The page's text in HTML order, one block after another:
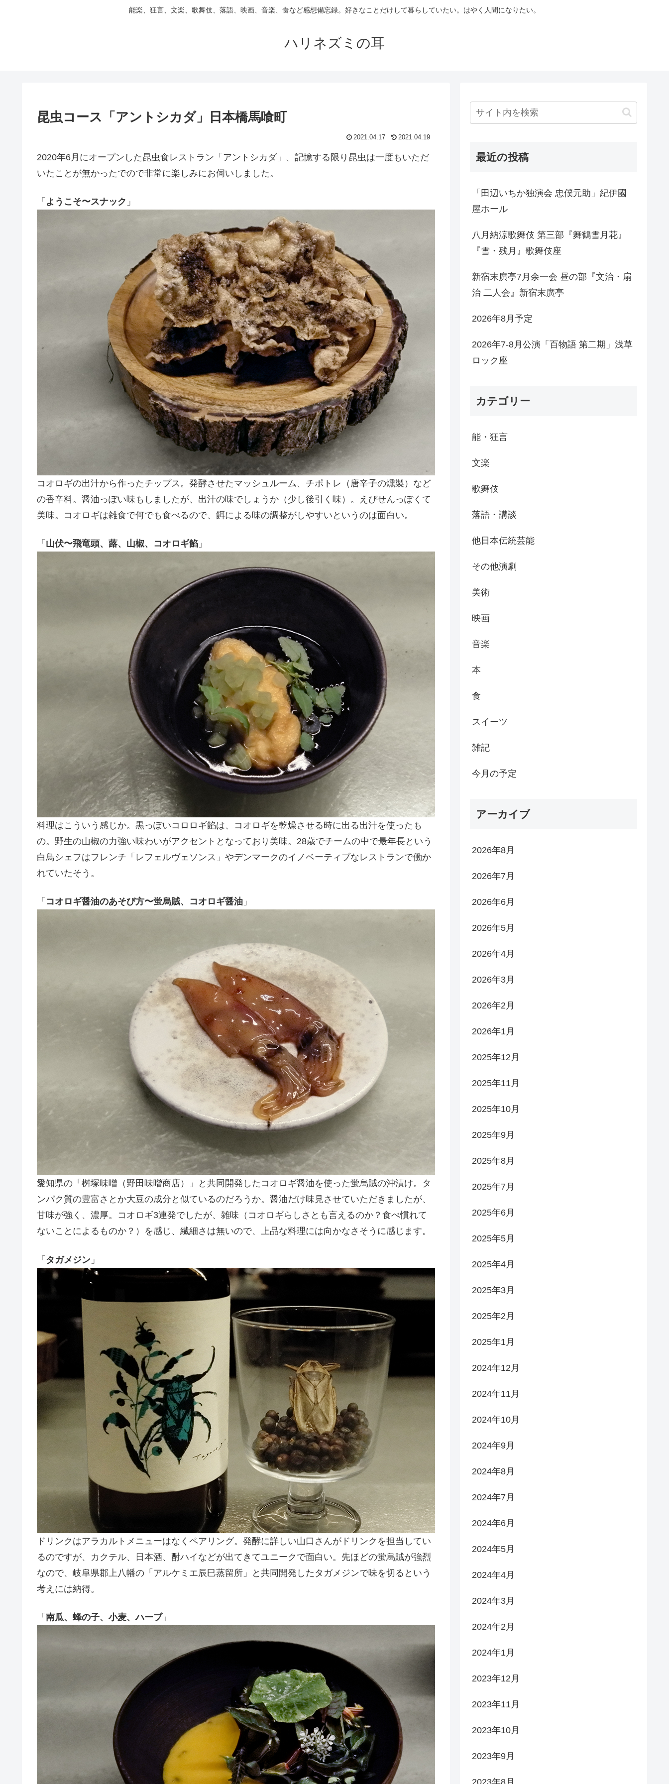
能楽、狂言、文楽、歌舞伎、落語、映画、音楽、食など感想備忘録。好きなことだけして暮らしていたい。はやく人間になりたい。
ハリネズミの耳
昆虫コース「アントシカダ」日本橋馬喰町
2021.04.17 2021.04.19
2020年6月にオープンした昆虫食レストラン「アントシカダ」、記憶する限り昆虫は一度もいただ
いたことが無かったでので非常に楽しみにお伺いしました。
「 ようこそ〜スナック 」
コオロギの出汁から作ったチップス。発酵させたマッシュルーム、チポトレ（唐辛子の燻製）など
の香辛料。醤油っぽい味もしましたが、出汁の味でしょうか（少し後引く味）。えびせんっぽくて
美味。コオロギは雑食で何でも食べるので、餌による味の調整がしやすいというのは面白い。
「 山伏〜飛竜頭、蕗、山椒、コオロギ餡 」
料理はこういう感じか。黒っぽいコロロギ餡は、コオロギを乾燥させる時に出る出汁を使ったも
の。野生の山椒の力強い味わいがアクセントとなっており美味。28歳でチームの中で最年長という
白鳥シェフはフレンチ「レフェルヴェソンス」やデンマークのイノベーティブなレストランで働か
れていたそう。
「 コオロギ醤油のあそび方〜蛍烏賊、コオロギ醤油 」
愛知県の「桝塚味噌（野田味噌商店）」と共同開発したコオロギ醤油を使った蛍烏賊の沖漬け。タ
ンパク質の豊富さとか大豆の成分と似ているのだろうか。醤油だけ味見させていただきましたが、
甘味が強く、濃厚。コオロギ3連発でしたが、雑味（コオロギらしさとも言えるのか？食べ慣れて
ないことによるものか？）を感じ、繊細さは無いので、上品な料理には向かなさそうに感じます。
「 タガメジン 」
ドリンクはアラカルトメニューはなくペアリング。発酵に詳しい山口さんがドリンクを担当してい
るのですが、カクテル、日本酒、酎ハイなどが出てきてユニークで面白い。先ほどの蛍烏賊が強烈
なので、岐阜県郡上八幡の「アルケミエ辰巳蒸留所」と共同開発したタガメジンで味を切るという
考えには納得。
「 南瓜、蜂の子、小麦、ハーブ」
最近の投稿
「田辺いちか独演会 忠僕元助」紀伊國
屋ホール
八月納涼歌舞伎 第三部『舞鶴雪月花』
『雪・残月』歌舞伎座
新宿末廣亭7月余一会 昼の部『文治・扇
治 二人会』新宿末廣亭
2026年8月予定
2026年7-8月公演「百物語 第二期」浅草
ロック座
カテゴリー
能・狂言
文楽
歌舞伎
落語・講談
他日本伝統芸能
その他演劇
美術
映画
音楽
本
食
スイーツ
雑記
今月の予定
アーカイブ
2026年8月
2026年7月
2026年6月
2026年5月
2026年4月
2026年3月
2026年2月
2026年1月
2025年12月
2025年11月
2025年10月
2025年9月
2025年8月
2025年7月
2025年6月
2025年5月
2025年4月
2025年3月
2025年2月
2025年1月
2024年12月
2024年11月
2024年10月
2024年9月
2024年8月
2024年7月
2024年6月
2024年5月
2024年4月
2024年3月
2024年2月
2024年1月
2023年12月
2023年11月
2023年10月
2023年9月